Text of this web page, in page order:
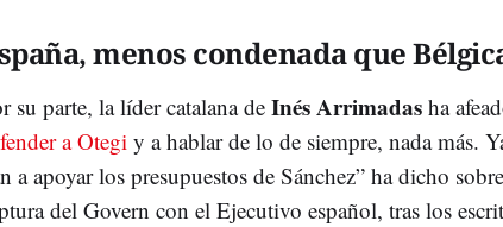
menos condenada que
su parte, la líder catalana de Inés Arrimadas ha
a Otegi y a hablar de lo de siempre, nada más.
a apoyar los presupuestos de Sánchez” ha dicho
del Govern con el Ejecutivo español, tras los